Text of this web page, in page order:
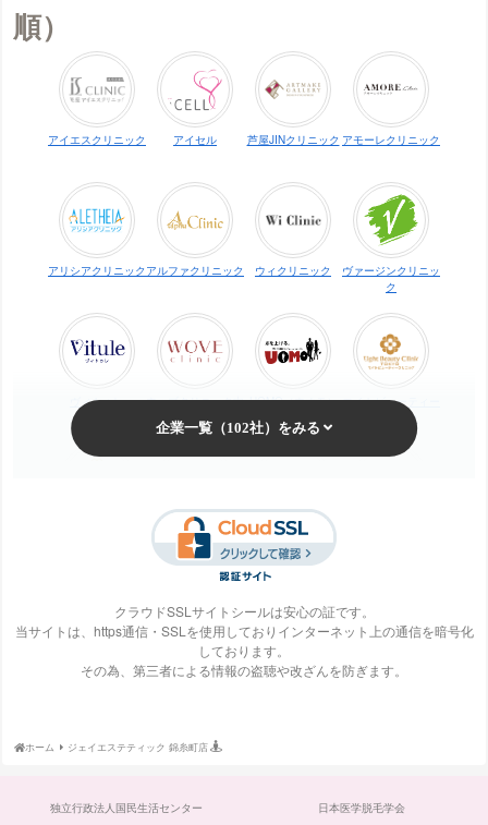
順）
アイエスクリニック アイセル 芦屋JINクリニック アモーレクリニック
アリシアクリニック アルファクリニック ウィクリニック
ヴァージンクリニッ
ク
ヴィトゥレ
ウォブクリニック中
目黒
UOMO（ウオモ） エイトビューティー
クリニック
エステ・タイム エステティックTBC
S-Labo（エスラ
ボ）
エピレ エミナルクリニック エルクリニック
ック
クラウドSSLサイトシールは安心の証です。
当サイトは、https通信・SSLを使用しておりインターネット上の通信を暗号化
しております。
その為、第三者による情報の盗聴や改ざんを防ぎます。
ホーム ジェイエステティック 錦糸町店
独立行政法人国民生活センター
日本医学脱毛学会